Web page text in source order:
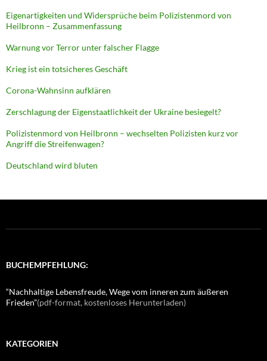
Eigenartigkeiten und Widersprüche beim Polizistenmord von
Heilbronn – Zusammenfassung
Warnung vor Terror unter falscher Flagge
Krieg ist ein totsicheres Geschäft
Corona-Wahnsinn aufklären
Zerschlagung der Eigenstaatlichkeit der Ukraine besiegelt?
Polizistenmord von Heilbronn – wechselten Polizisten kurz vor
Angriff die Streifenwagen?
Deutschland wird bluten
BUCHEMPFEHLUNG:
“Nachhaltige Lebensfreude, Wege vom inneren zum äußeren
Frieden”(pdf-format, kostenloses Herunterladen)
KATEGORIEN